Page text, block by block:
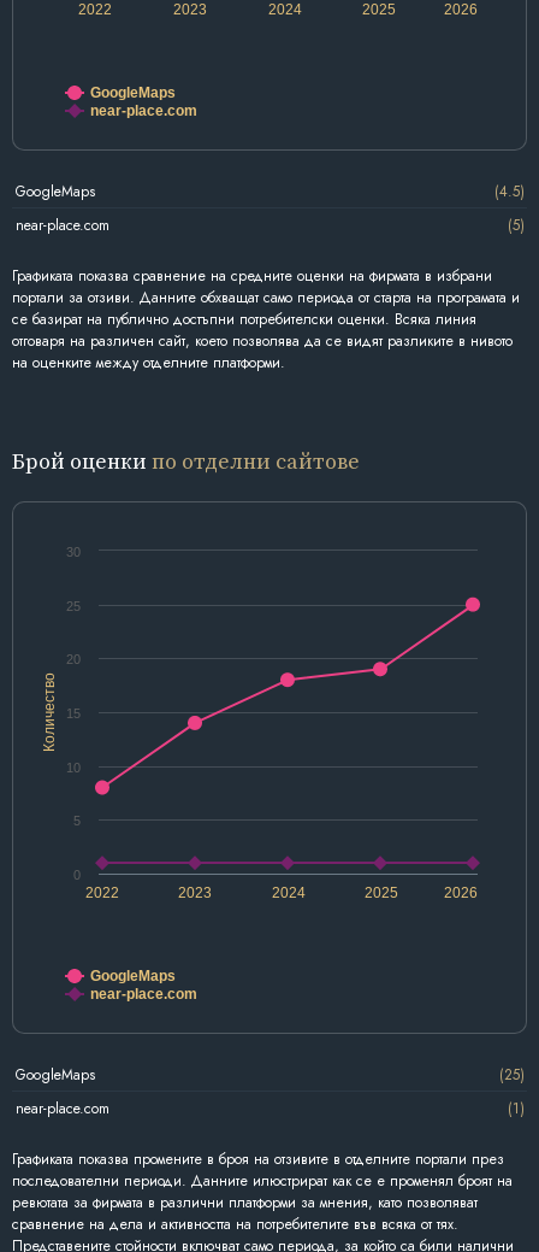
2022 2024 2026
2023 2025
GoogleMaps
near-place.com
GoogleMaps
(4.5)
near-place.com
(5)
Графиката показва сравнение на средните оценки на фирмата в избрани
портали за отзиви. Данните обхващат само периода от старта на програмата и
се базират на публично достъпни потребителски оценки. Всяка линия
отговаря на различен сайт, което позволява да се видят разликите в нивото
на оценките между отделните платформи.
Брой оценки по отделни сайтове
Количество
2022 2024 2026
2023 2025
0
5
10
15
20
25
30
GoogleMaps
near-place.com
GoogleMaps
(25)
near-place.com
(1)
Графиката показва промените в броя на отзивите в отделните портали през
последователни периоди. Данните илюстрират как се е променял броят на
ревютата за фирмата в различни платформи за мнения, като позволяват
сравнение на дела и активността на потребителите във всяка от тях.
Представените стойности включват само периода, за който са били налични